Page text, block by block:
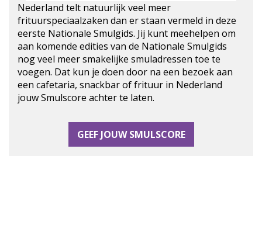
Nederland telt natuurlijk veel meer
frituurspeciaalzaken dan er staan vermeld in deze
eerste Nationale Smulgids. Jij kunt meehelpen om
aan komende edities van de Nationale Smulgids
nog veel meer smakelijke smuladressen toe te
voegen. Dat kun je doen door na een bezoek aan
een cafetaria, snackbar of frituur in Nederland
jouw Smulscore achter te laten.
GEEF JOUW SMULSCORE